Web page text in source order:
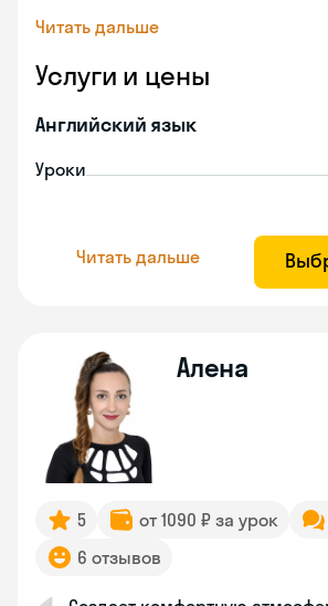
Читать дальше
Услуги и цены
Английский язык
Уроки
Читать дальше
Алена
5 от 1090 ₽ за урок
6 отзывов